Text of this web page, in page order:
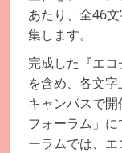
あたり、全46
集します。
完成した『エ
を含め、各文
キャンパスで
フォーラム」
ーラムでは、